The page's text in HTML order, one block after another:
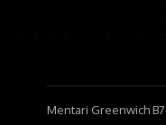
Mentari Greenwich